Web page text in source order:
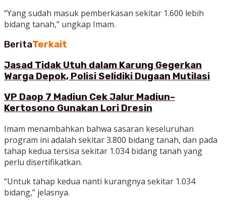
“Yang sudah masuk pemberkasan sekitar 1.600 lebih
bidang tanah,” ungkap Imam.
BeritaTerkait
Jasad Tidak Utuh dalam Karung Gegerkan
Warga Depok, Polisi Selidiki Dugaan Mutilasi
VP Daop 7 Madiun Cek Jalur Madiun–
Kertosono Gunakan Lori Dresin
Imam menambahkan bahwa sasaran keseluruhan
program ini adalah sekitar 3.800 bidang tanah, dan pada
tahap kedua tersisa sekitar 1.034 bidang tanah yang
perlu disertifikatkan.
“Untuk tahap kedua nanti kurangnya sekitar 1.034
bidang,” jelasnya.